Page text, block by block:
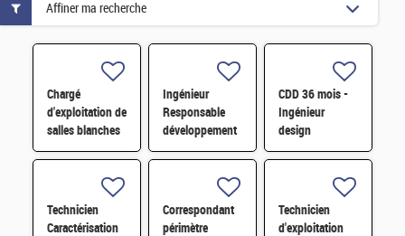
Chargé
d'exploitation de
salles blanches
H/F
Ingénieur
Responsable
développement
d'affaires H/F
CDD 36 mois -
Ingénieur
design
photonique
Technicien
Caractérisation
Correspondant
périmètre
Technicien
d'exploitation
Affiner ma recherche